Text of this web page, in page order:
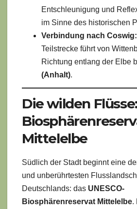
Entschleunigung und
im Sinne des historischen
Verbindung nach Coswig:
Teilstrecke führt von
Richtung entlang der Elbe
(Anhalt).
Die wilden Flüsse:
Mittelelbe
Südlich der Stadt beginnt eine
und unberührtesten
Deutschlands: das UNESCO-
Biosphärenreservat Mittelelbe.